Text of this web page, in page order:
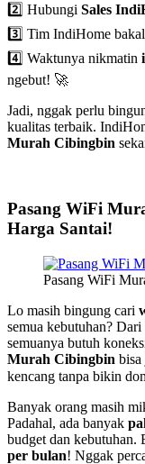
2️⃣ Hubungi Sales
3️⃣ Tim IndiHome
4️⃣ Waktunya nikmatin
ngebut! 🚀
Jadi, nggak perlu
kualitas terbaik.
Murah Cibingbin
Pasang WiFi
Harga Santai!
Pasang WiFi
Lo masih bingung cari
semua kebutuhan?
semuanya butuh
Murah Cibingbin
kencang tanpa bikin
Banyak orang masih
Padahal, ada banyak
budget dan kebutuhan.
per bulan! Nggak